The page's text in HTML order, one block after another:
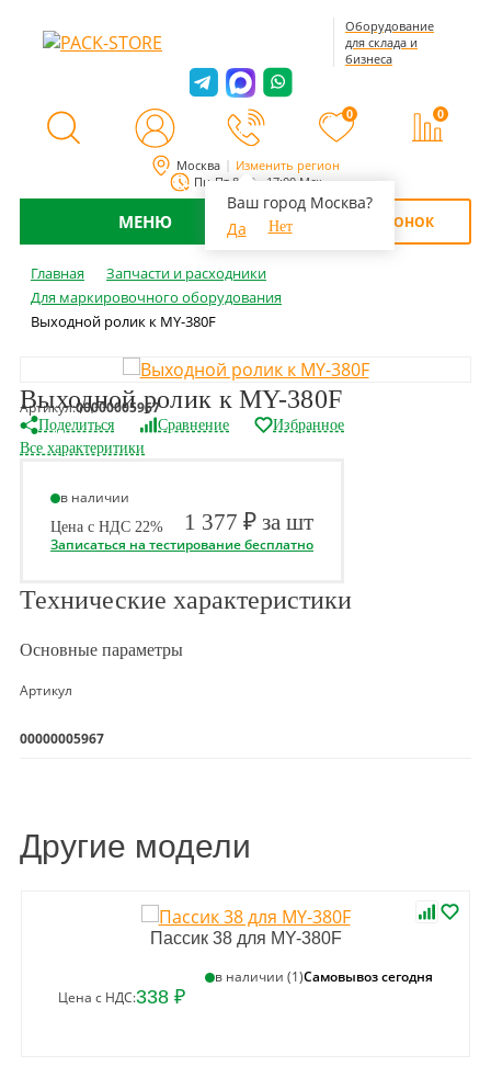
Москва Изменить регион
Ваш город Москва?
Да
Нет
Пн-Пт 8:00 - 17:00 Мск
Оборудование
для склада и
бизнеса
0 0
МЕНЮ ОБРАТНЫЙ ЗВОНОК
Главная
Запчасти и расходники
Для маркировочного оборудования
Выходной ролик к MY-380F
Выходной ролик к MY-380F
Артикул:00000005967
Поделиться Сравнение
Избранное
Все характеритики
в наличии
Цена с НДС 22% 1 377 ₽ за шт
Записаться на тестирование бесплатно
Технические характеристики
Основные параметры
Артикул
00000005967
Другие модели
Пассик 38 для MY-380F
в наличии (1)Самовывоз сегодня
Цена с НДС:338 ₽